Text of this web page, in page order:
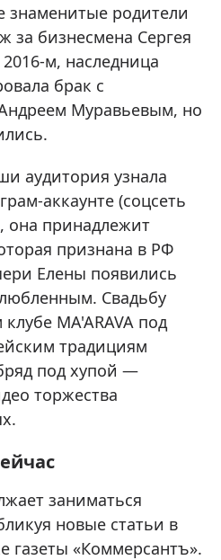
знаменитые родители
бизнесмена Сергея
м, наследница
брак с
Муравьевым, но
аудитория узнала
аккаунте (соцсеть
она принадлежит
признана в РФ
Елены появились
Свадьбу
MA'ARAVA под
традициям
под хупой —
торжества
заниматься
новые статьи в
газеты «Коммерсантъ».